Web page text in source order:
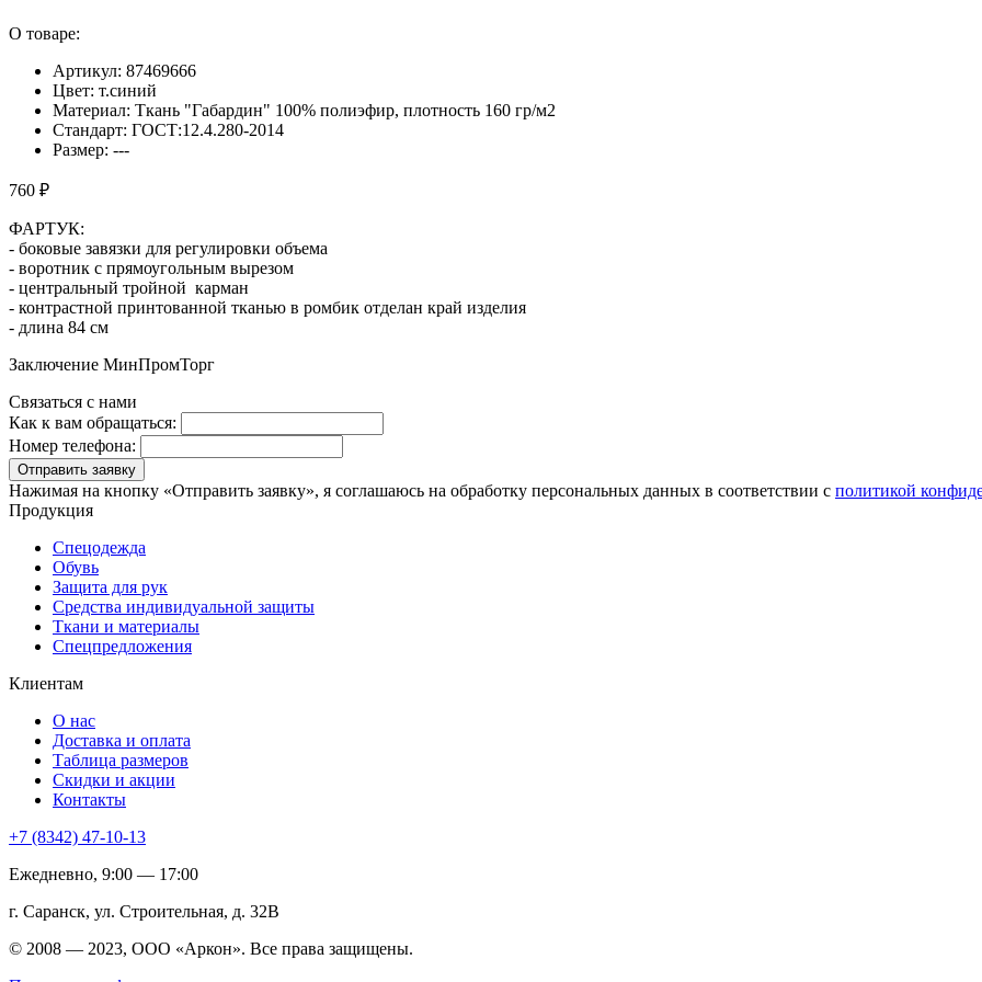
О товаре:
Артикул: 87469666
Цвет: т.синий
Материал: Ткань "Габардин" 100% полиэфир, плотность 160 гр/м2
Стандарт: ГОСТ:12.4.280-2014
Размер: ---
760 ₽
ФАРТУК:
- боковые завязки для регулировки объема
- воротник с прямоугольным вырезом
- центральный тройной карман
- контрастной принтованной тканью в ромбик отделан край изделия
- длина 84 см
Заключение МинПромТорг
Связаться с нами
Как к вам обращаться:
Номер телефона:
Отправить заявку
Нажимая на кнопку «Отправить заявку», я соглашаюсь на обработку персональных данных в соответствии с политикой
Продукция
Спецодежда
Обувь
Защита для рук
Средства индивидуальной защиты
Ткани и материалы
Спецпредложения
Клиентам
О нас
Доставка и оплата
Таблица размеров
Скидки и акции
Контакты
+7 (8342) 47-10-13
Ежедневно, 9:00 — 17:00
г. Саранск, ул. Строительная, д. 32В
© 2008 — 2023, ООО «Аркон». Все права защищены.